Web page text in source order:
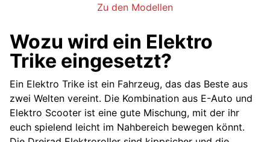
Zu den Modellen
Wozu wird ein Elektro
Trike eingesetzt?
Ein Elektro Trike ist ein Fahrzeug, das das Beste aus
zwei Welten vereint. Die Kombination aus E-Auto und
Elektro Scooter ist eine gute Mischung, mit der ihr
euch spielend leicht im Nahbereich bewegen könnt.